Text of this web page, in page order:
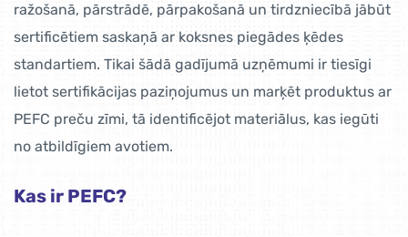
ražošanā, pārstrādē, pārpakošanā un tirdzniecībā jābūt
sertificētiem saskaņā ar koksnes piegādes ķēdes
standartiem. Tikai šādā gadījumā uzņēmumi ir tiesīgi
lietot sertifikācijas paziņojumus un marķēt produktus ar
PEFC preču zīmi, tā identificējot materiālus, kas iegūti
no atbildīgiem avotiem.
Kas ir PEFC?